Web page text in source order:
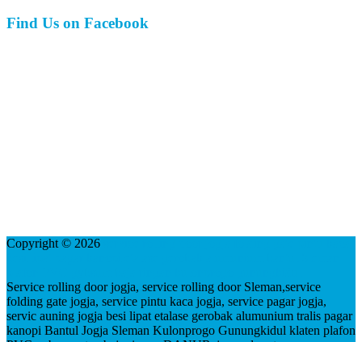
Find Us on Facebook
Copyright © 2026
Service rolling door jogja, service rolling door Sleman,service
folding gate jogja, service pintu kaca jogja, service pagar jogja,
servic auning jogja besi lipat etalase gerobak alumunium tralis pagar
kanopi Bantul Jogja Sleman Kulonprogo Gunungkidul klaten plafon